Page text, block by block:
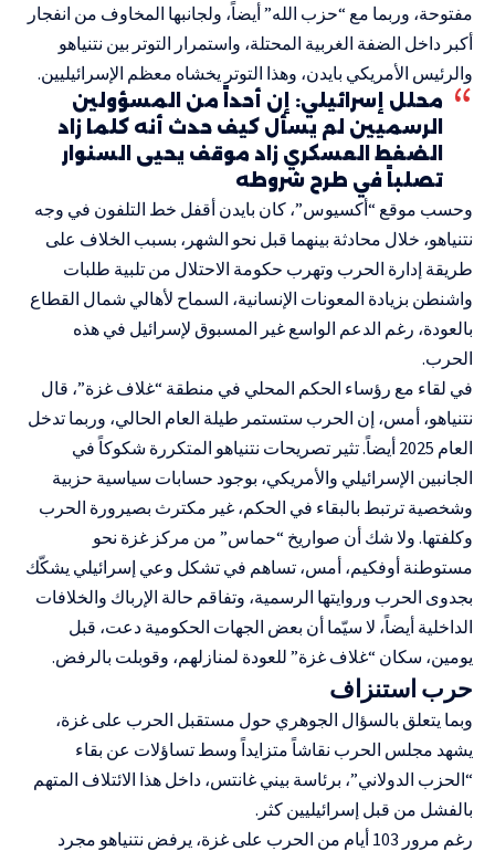
مفتوحة، وربما مع “حزب الله” أيضاً، ولجانبها المخاوف من انفجار
أكبر داخل الضفة الغربية المحتلة، واستمرار التوتر بين نتنياهو
والرئيس الأمريكي بايدن، وهذا التوتر يخشاه معظم الإسرائيليين.
محلل إسرائيلي: إن أحداً من المسؤولين
الرسميين لم يسأل كيف حدث أنه كلما زاد
الضغط العسكري زاد موقف يحيى السنوار
تصلباً في طرح شروطه
وحسب موقع “أكسيوس”، كان بايدن أقفل خط التلفون في وجه
نتنياهو، خلال محادثة بينهما قبل نحو الشهر، بسبب الخلاف على
طريقة إدارة الحرب وتهرب حكومة الاحتلال من تلبية طلبات
واشنطن بزيادة المعونات الإنسانية، السماح لأهالي شمال القطاع
بالعودة، رغم الدعم الواسع غير المسبوق لإسرائيل في هذه
الحرب.
في لقاء مع رؤساء الحكم المحلي في منطقة “غلاف غزة”، قال
نتنياهو، أمس، إن الحرب ستستمر طيلة العام الحالي، وربما تدخل
العام 2025 أيضاً. تثير تصريحات نتنياهو المتكررة شكوكاً في
الجانبين الإسرائيلي والأمريكي، بوجود حسابات سياسية حزبية
وشخصية ترتبط بالبقاء في الحكم، غير مكترث بصيرورة الحرب
وكلفتها. ولا شك أن صواريخ “حماس” من مركز غزة نحو
مستوطنة أوفكيم، أمس، تساهم في تشكل وعي إسرائيلي يشكّك
بجدوى الحرب وروايتها الرسمية، وتفاقم حالة الإرباك والخلافات
الداخلية أيضاً، لا سيّما أن بعض الجهات الحكومية دعت، قبل
يومين، سكان “غلاف غزة” للعودة لمنازلهم، وقوبلت بالرفض.
حرب استنزاف
وبما يتعلق بالسؤال الجوهري حول مستقبل الحرب على غزة،
يشهد مجلس الحرب نقاشاً متزايداً وسط تساؤلات عن بقاء
“الحزب الدولاني”، برئاسة بيني غانتس، داخل هذا الائتلاف المتهم
بالفشل من قبل إسرائيليين كثر.
رغم مرور 103 أيام من الحرب على غزة، يرفض نتنياهو مجرد